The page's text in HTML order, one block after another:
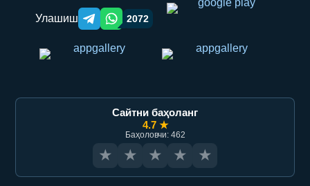
Улашиш Telegram orqali ulashish
WhatsApp orqali ulashish
2072
Сайтни баҳоланг
4.7 ★
Баҳоловчи: 462
★ ★ ★ ★ ★